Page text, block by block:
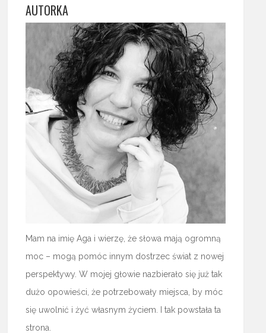
AUTORKA
Mam na imię Aga i wierzę, że słowa mają ogromną
moc – mogą pomóc innym dostrzec świat z nowej
perspektywy. W mojej głowie nazbierało się już tak
dużo opowieści, że potrzebowały miejsca, by móc
się uwolnić i żyć własnym życiem. I tak powstała ta
strona.